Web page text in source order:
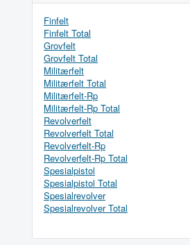
Finfelt
Finfelt Total
Grovfelt
Grovfelt Total
Militærfelt
Militærfelt Total
Militærfelt-Rp
Militærfelt-Rp Total
Revolverfelt
Revolverfelt Total
Revolverfelt-Rp
Revolverfelt-Rp Total
Spesialpistol
Spesialpistol Total
Spesialrevolver
Spesialrevolver Total